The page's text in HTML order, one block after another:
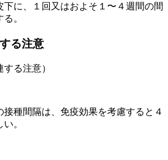
に、１回又はおよそ１〜４週間の間
。
る注意
る注意）
接種間隔は、免疫効果を考慮すると４
。